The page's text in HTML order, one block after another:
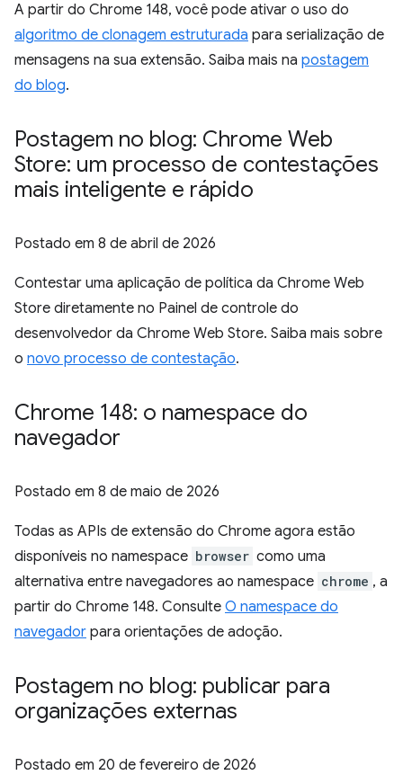
A partir do Chrome 148, você pode ativar o uso do
algoritmo de clonagem estruturada para serialização de
mensagens na sua extensão. Saiba mais na postagem
do blog.
Postagem no blog: Chrome Web
Store: um processo de contestações
mais inteligente e rápido
Postado em 8 de abril de 2026
Contestar uma aplicação de política da Chrome Web
Store diretamente no Painel de controle do
desenvolvedor da Chrome Web Store. Saiba mais sobre
o novo processo de contestação.
Chrome 148: o namespace do
navegador
Postado em 8 de maio de 2026
Todas as APIs de extensão do Chrome agora estão
disponíveis no namespace browser como uma
alternativa entre navegadores ao namespace chrome , a
partir do Chrome 148. Consulte O namespace do
navegador para orientações de adoção.
Postagem no blog: publicar para
organizações externas
Postado em 20 de fevereiro de 2026